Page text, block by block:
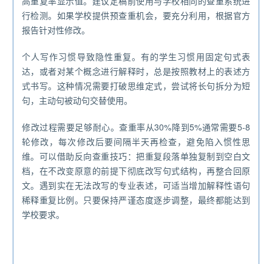
行检测。如果学校提供预查重机会，要充分利用，根据官方
报告针对性修改。
个人写作习惯导致隐性重复。有的学生习惯用固定句式表
达，或者对某个概念进行解释时，总是按照教材上的表述方
式书写。这种情况需要打破思维定式，尝试将长句拆分为短
句，主动句被动句交替使用。
修改过程需要足够耐心。查重率从30%降到5%通常需要5-8
轮修改，每次修改后要间隔半天再检查，避免陷入惯性思
维。可以借助反向查重技巧：把重复段落单独复制到空白文
档，在不改变原意的前提下彻底改写句式结构，再整合回原
文。遇到实在无法改写的专业表述，可适当增加解释性语句
稀释重复比例。只要保持严谨态度逐步调整，最终都能达到
学校要求。